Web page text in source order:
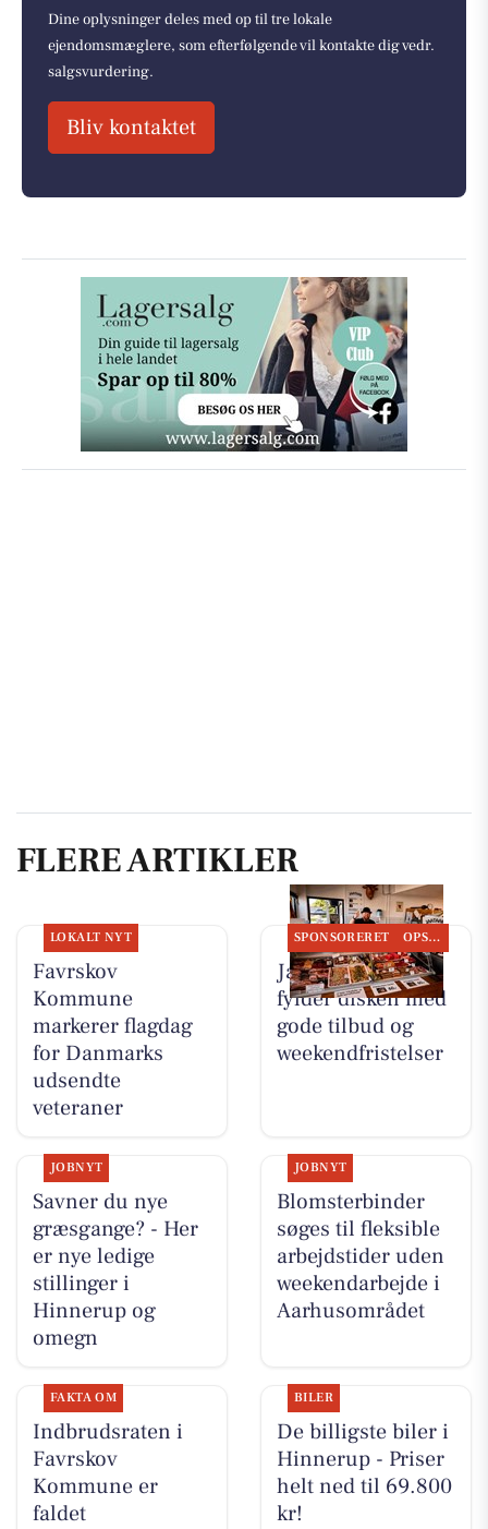
Dine oplysninger deles med op til tre lokale
ejendomsmæglere, som efterfølgende vil kontakte dig vedr.
salgsvurdering.
Bliv kontaktet
FLERE ARTIKLER
LOKALT NYT
Favrskov
Kommune
markerer flagdag
for Danmarks
udsendte
veteraner
SPONSORERET OPSLAGSTAVLEN
Jaataak Slagteren
fylder disken med
gode tilbud og
weekendfristelser
JOBNYT
Savner du nye
græsgange? - Her
er nye ledige
stillinger i
Hinnerup og
omegn
JOBNYT
Blomsterbinder
søges til fleksible
arbejdstider uden
weekendarbejde i
Aarhusområdet
FAKTA OM
Indbrudsraten i
Favrskov
Kommune er
faldet
BILER
De billigste biler i
Hinnerup - Priser
helt ned til 69.800
kr!